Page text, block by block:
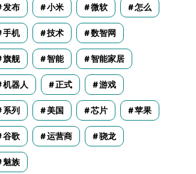
发布 小米 微软 怎么
手机 技术 数智网
旗舰 智能 智能家居
机器人 正式 游戏
系列 美国 芯片 苹果
谷歌 运营商 骁龙
魅族